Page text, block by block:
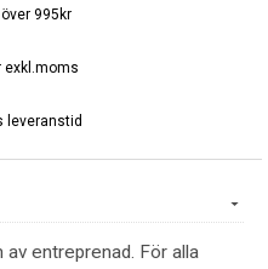
995kr
exkl.moms
leveranstid
entreprenad. För alla